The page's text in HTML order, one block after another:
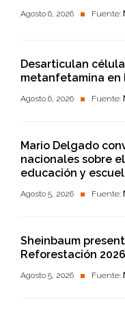
Agosto 6, 2026 Fuente:
Desarticulan
metanfetamina en
Agosto 6, 2026 Fuente:
Mario Delgado
nacionales sobre
educación y
Agosto 5, 2026 Fuente:
Sheinbaum
Reforestación
Agosto 5, 2026 Fuente: